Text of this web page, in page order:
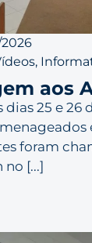
,
aos
dias 25 e 26
foram
no [...]